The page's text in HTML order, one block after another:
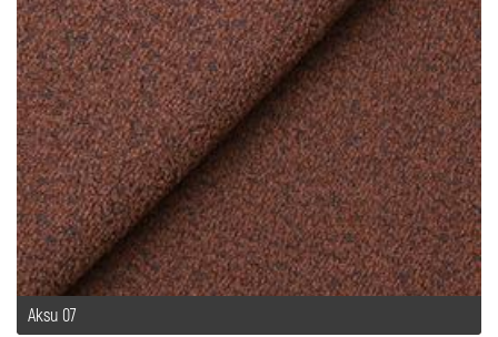
Aksu 07